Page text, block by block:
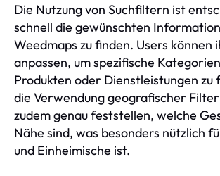
Die Nutzung von Suchfiltern ist
schnell die gewünschten
Weedmaps zu finden. Users können
anpassen, um spezifische
Produkten oder Dienstleistungen zu
die Verwendung geografischer
zudem genau feststellen, welche
Nähe sind, was besonders nützlich
und Einheimische ist.